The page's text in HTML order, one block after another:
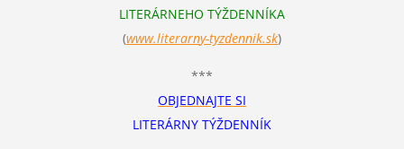
LITERÁRNEHO TÝŽDENNÍKA
(www.literarny-tyzdennik.sk)
***
OBJEDNAJTE SI
LITERÁRNY TÝŽDENNÍK